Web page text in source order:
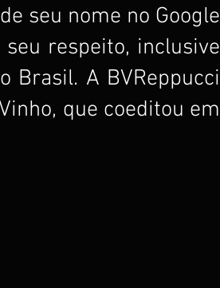
seu nome no Google
respeito, inclusive
Brasil. A BVReppucci
que coeditou em